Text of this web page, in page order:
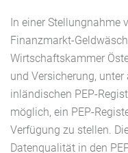
In einer Stellungnahme
Finanzmarkt-
Wirtschaftskammer
und Versicherung,
inländischen PEP-
möglich, ein PEP-
Verfügung zu stellen.
Datenqualität in den